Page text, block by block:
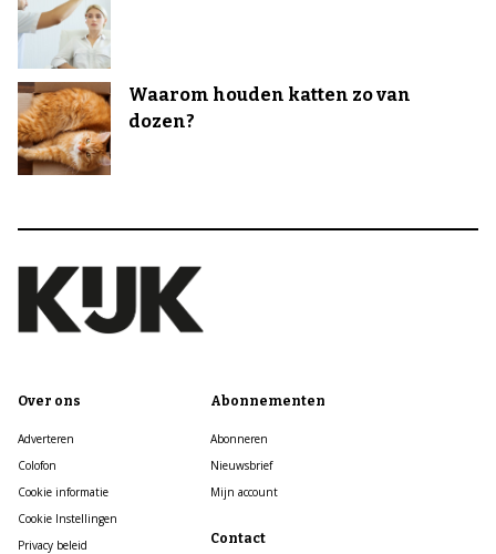
Waarom houden katten zo van
dozen?
Over ons
Adverteren
Colofon
Cookie informatie
Cookie Instellingen
Privacy beleid
Abonnementen
Abonneren
Nieuwsbrief
Mijn account
Contact